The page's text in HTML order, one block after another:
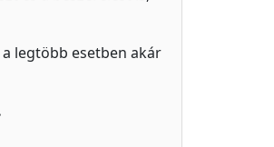
legtöbb esetben akár